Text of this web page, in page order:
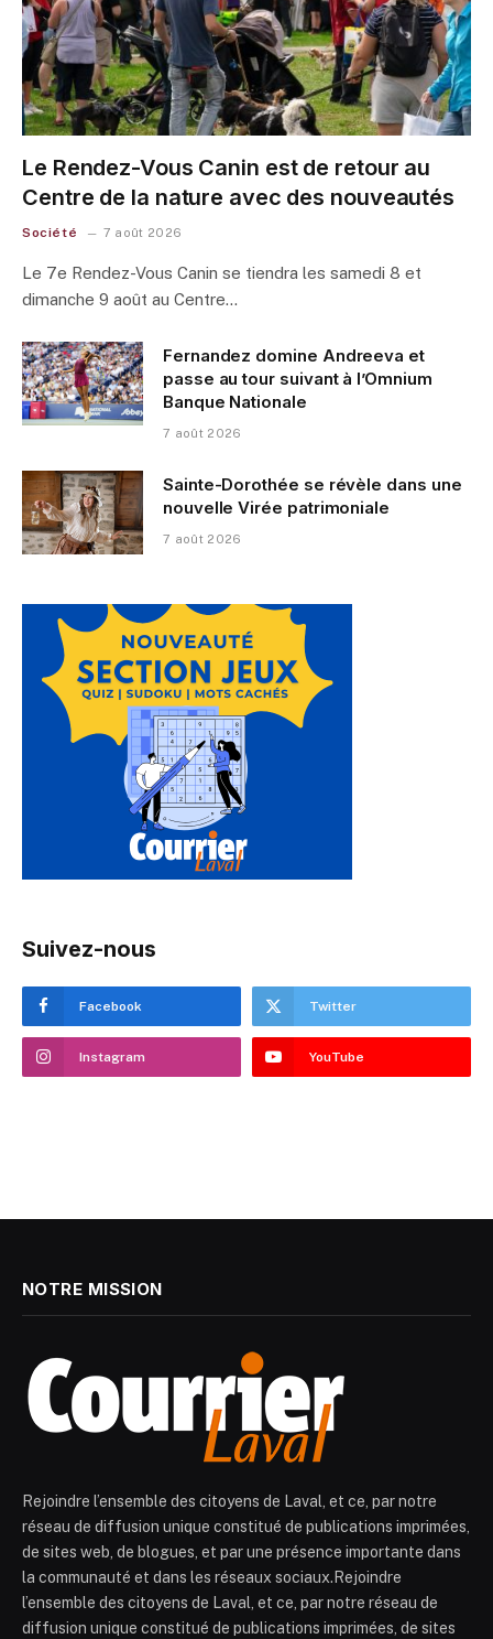
Le Rendez-Vous Canin est de retour au
Centre de la nature avec des nouveautés
Société 7 août 2026
Le 7e Rendez-Vous Canin se tiendra les samedi 8 et
dimanche 9 août au Centre…
Fernandez domine Andreeva et
passe au tour suivant à l’Omnium
Banque Nationale
7 août 2026
Sainte-Dorothée se révèle dans une
nouvelle Virée patrimoniale
7 août 2026
Suivez-nous
Facebook Twitter
Instagram YouTube
NOTRE MISSION
Rejoindre l’ensemble des citoyens de Laval, et ce, par notre
réseau de diffusion unique constitué de publications imprimées,
de sites web, de blogues, et par une présence importante dans
la communauté et dans les réseaux sociaux.Rejoindre
l’ensemble des citoyens de Laval, et ce, par notre réseau de
diffusion unique constitué de publications imprimées, de sites